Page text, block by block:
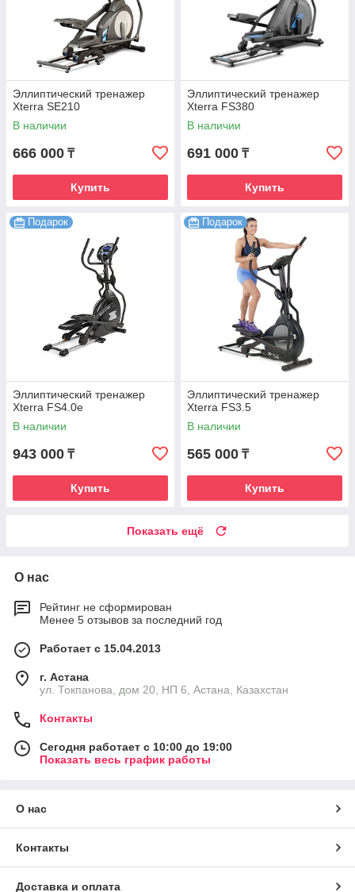
Эллиптический тренажер
Xterra SE210
В наличии
666 000 ₸
Купить
Эллиптический тренажер
Xterra FS380
В наличии
691 000 ₸
Купить
Подарок
Эллиптический тренажер
Xterra FS4.0е
В наличии
943 000 ₸
Купить
Подарок
Эллиптический тренажер
Xterra FS3.5
В наличии
565 000 ₸
Купить
Показать ещё
О нас
Рейтинг не сформирован
Менее 5 отзывов за последний год
Работает с 15.04.2013
г. Астана
ул. Токпанова, дом 20, НП 6, Астана, Казахстан
Контакты
Сегодня работает с 10:00 до 19:00
Показать весь график работы
О нас
Контакты
Доставка и оплата